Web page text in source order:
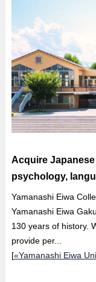
Acquire
psychology,
Yamanashi Eiwa
Yamanashi Eiwa
130 years of history.
provide per...
[«Yamanashi Eiwa